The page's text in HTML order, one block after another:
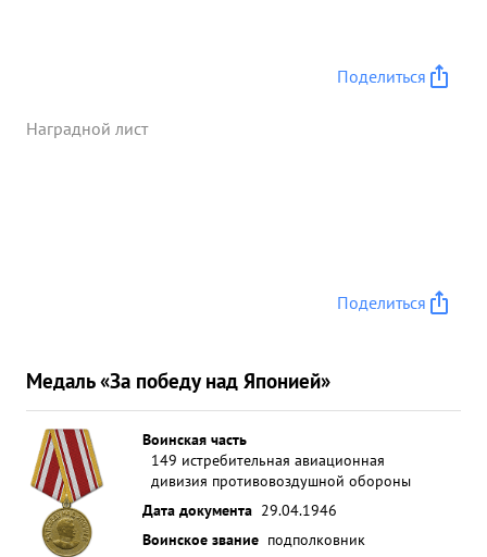
Поделиться
Наградной лист
Поделиться
Медаль «За победу над Японией»
Воинская часть
149 истребительная авиационная
дивизия противовоздушной обороны
Дата документа 29.04.1946
Воинское звание подполковник